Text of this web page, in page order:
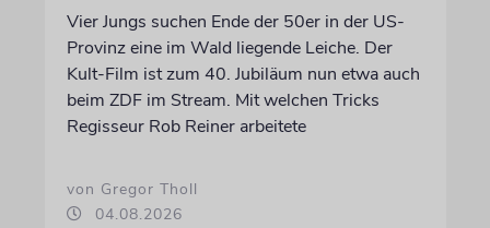
Vier Jungs suchen Ende der 50er in der US-
Provinz eine im Wald liegende Leiche. Der
Kult-Film ist zum 40. Jubiläum nun etwa auch
beim ZDF im Stream. Mit welchen Tricks
Regisseur Rob Reiner arbeitete
von Gregor Tholl
04.08.2026